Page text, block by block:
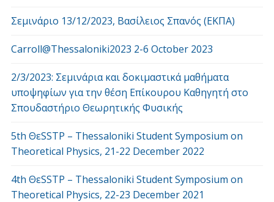
Σεμινάριο 13/12/2023, Βασίλειος Σπανός (ΕΚΠΑ)
Carroll@Thessaloniki2023 2-6 October 2023
2/3/2023: Σεμινάρια και δοκιμαστικά μαθήματα
υποψηφίων για την θέση Επίκουρου Καθηγητή στο
Σπουδαστήριο Θεωρητικής Φυσικής
5th ΘεSSTP – Thessaloniki Student Symposium on
Theoretical Physics, 21-22 December 2022
4th ΘεSSTP – Thessaloniki Student Symposium on
Theoretical Physics, 22-23 December 2021